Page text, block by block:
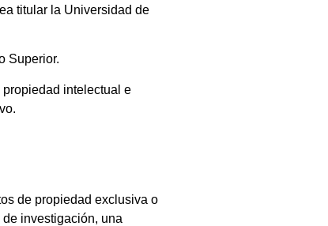
titular la Universidad de
Superior.
intelectual e
de propiedad exclusiva o
investigación, una